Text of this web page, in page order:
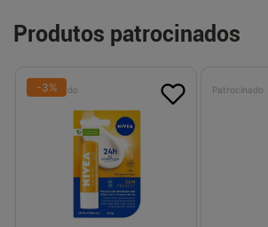
Produtos patrocinados
Patrocinado
-3% Patrocinado